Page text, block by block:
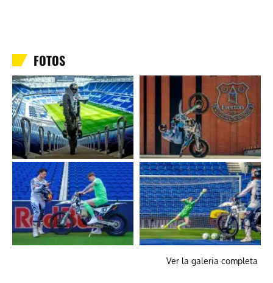
FOTOS
Ver la galeria completa